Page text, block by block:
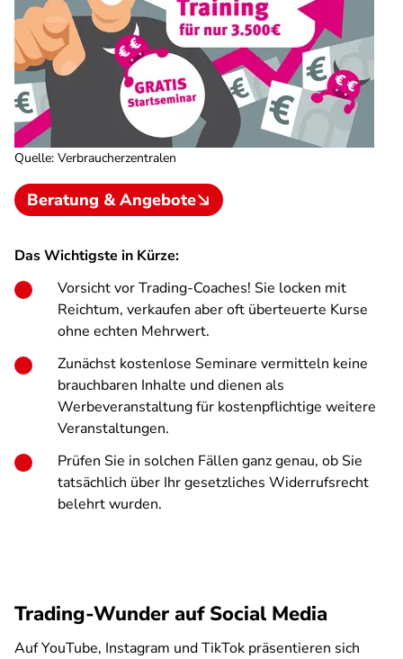
Quelle: Verbraucherzentralen
Beratung & Angebote
Das Wichtigste in Kürze:
Vorsicht vor Trading-Coaches! Sie locken mit
Reichtum, verkaufen aber oft überteuerte Kurse
ohne echten Mehrwert.
Zunächst kostenlose Seminare vermitteln keine
brauchbaren Inhalte und dienen als
Werbeveranstaltung für kostenpflichtige weitere
Veranstaltungen.
Prüfen Sie in solchen Fällen ganz genau, ob Sie
tatsächlich über Ihr gesetzliches Widerrufsrecht
belehrt wurden.
Trading-Wunder auf Social Media
Auf YouTube, Instagram und TikTok präsentieren sich